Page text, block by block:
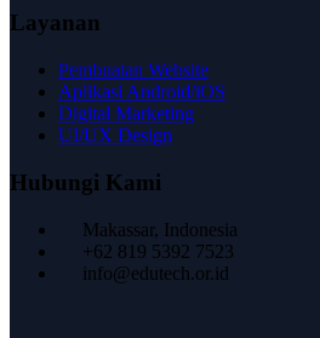
Layanan
Pembuatan Website
Aplikasi Android/iOS
Digital Marketing
UI/UX Design
Hubungi Kami
Makassar, Indonesia
+62 819 5392 7523
info@edutech.or.id